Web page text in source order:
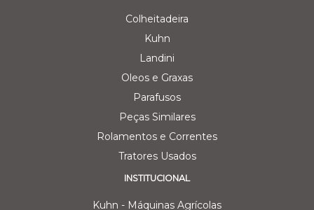
Colheitadeira
Kuhn
Landini
Oleos e Graxas
Parafusos
Peças Similares
Rolamentos e Correntes
Tratores Usados
INSTITUCIONAL
Kuhn - Máquinas Agrícolas